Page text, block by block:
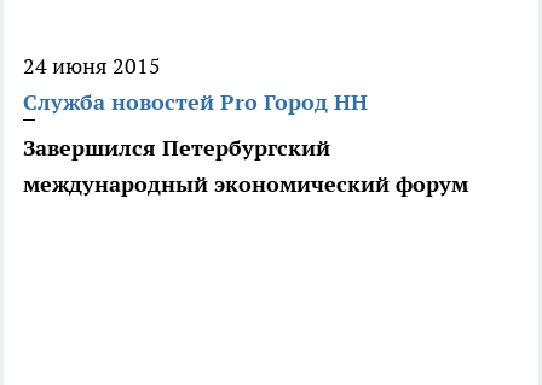
24 июня 2015
Служба новостей Pro Город НН
Завершился Петербургский
международный экономический форум